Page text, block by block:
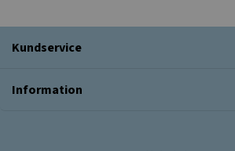
Kundservice
Information